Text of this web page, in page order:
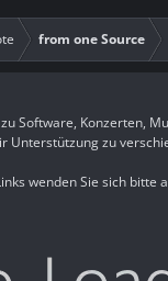
from one Source
Software, Konzerten,
Unterstützung zu
wenden Sie sich bitte